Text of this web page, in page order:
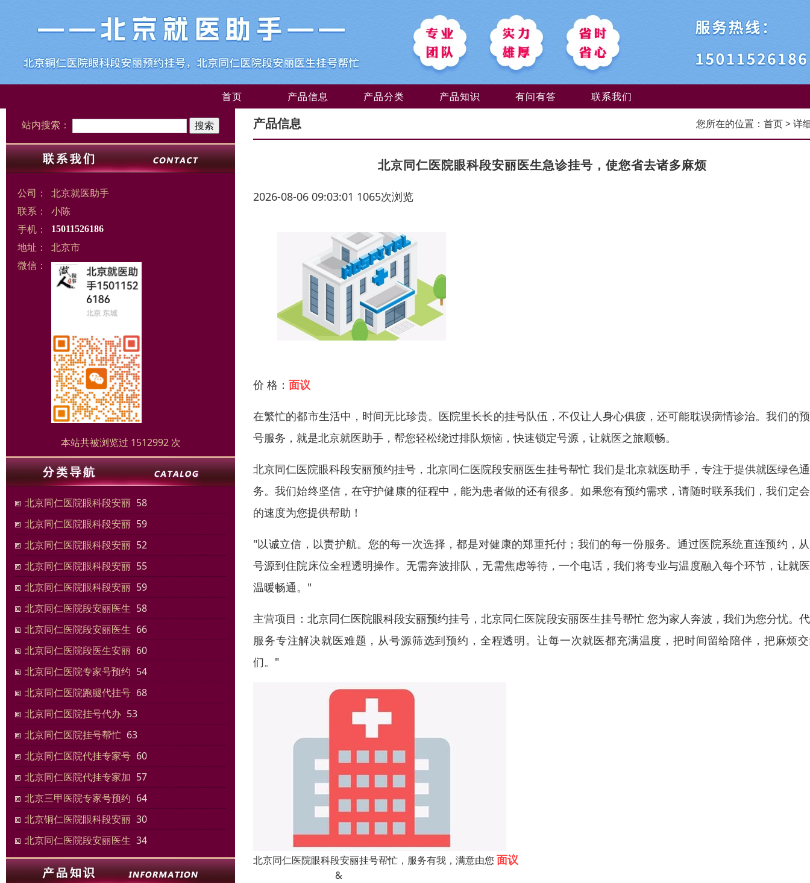
首页 产品信息 产品分类 产品知识 有问有答 联系我们
站内搜索：
公司：
北京就医助手
联系：
小陈
手机：
15011526186
地址：
北京市
微信：
本站共被浏览过 1512992 次
北京同仁医院眼科段安丽 58
北京同仁医院眼科段安丽 59
北京同仁医院眼科段安丽 52
北京同仁医院眼科段安丽 55
北京同仁医院眼科段安丽 59
北京同仁医院段安丽医生 58
北京同仁医院段安丽医生 66
北京同仁医院段医生安丽 60
北京同仁医院专家号预约 54
北京同仁医院跑腿代挂号 68
北京同仁医院挂号代办 53
北京同仁医院挂号帮忙 63
北京同仁医院代挂专家号 60
北京同仁医院代挂专家加 57
北京三甲医院专家号预约 64
北京铜仁医院眼科段安丽 30
北京同仁医院段安丽医生 34
产品信息 您所在的位置： 首页> 详
北京同仁医院眼科段安丽医生急诊挂号，使您省去诸多麻烦
2026-08-06 09:03:01 1065次浏览
价 格： 面议
在繁忙的都市生活中，时间无比珍贵。医院里长长的挂号队伍，不仅让人身心俱疲，还可能耽误病情诊治。我们的
号服务，就是北京就医助手，帮您轻松绕过排队烦恼，快速锁定号源，让就医之旅顺畅。
北京同仁医院眼科段安丽预约挂号，北京同仁医院段安丽医生挂号帮忙 我们是北京就医助手，专注于提供就医绿色
务。我们始终坚信，在守护健康的征程中，能为患者做的还有很多。如果您有预约需求，请随时联系我们，我们定
的速度为您提供帮助！
"以诚立信，以责护航。您的每一次选择，都是对健康的郑重托付；我们的每一份服务。通过医院系统直连预约，
号源到住院床位全程透明操作。无需奔波排队，无需焦虑等待，一个电话，我们将专业与温度融入每个环节，让就
温暖畅通。"
主营项目：北京同仁医院眼科段安丽预约挂号，北京同仁医院段安丽医生挂号帮忙 您为家人奔波，我们为您分忧。
服务专注解决就医难题，从号源筛选到预约，全程透明。让每一次就医都充满温度，把时间留给陪伴，把麻烦
们。"
北京同仁医院眼科段安丽挂号帮忙，服务有我，满意由您 面议
&